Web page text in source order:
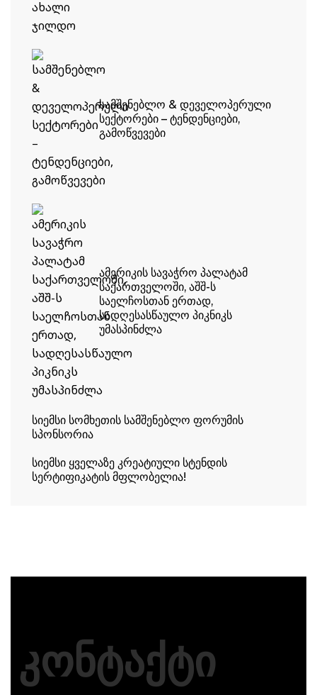
ᲡᲐᲛᲨᲔᲜᲔᲑᲚᲝ & ᲓᲔᲕᲔᲚᲝᲞᲔᲠᲣᲚᲘ
ᲡᲔᲥᲢᲝᲠᲔᲑᲘ – ᲢᲔᲜᲓᲔᲜᲪᲘᲔᲑᲘ,
ᲒᲐᲛᲝᲬᲕᲔᲕᲔᲑᲘ
ᲐᲛᲔᲠᲘᲙᲘᲡ ᲡᲐᲕᲐᲭᲠᲝ ᲞᲐᲚᲐᲢᲐᲛ
ᲡᲐᲥᲐᲠᲗᲕᲔᲚᲝᲨᲘ, ᲐᲨᲨ-Ს
ᲡᲐᲔᲚᲩᲝᲡᲗᲐᲜ ᲔᲠᲗᲐᲓ,
ᲡᲐᲓᲦᲔᲡᲐᲡᲬᲐᲣᲚᲝ ᲞᲘᲙᲜᲘᲙᲡ
ᲣᲛᲐᲡᲞᲘᲜᲫᲚᲐ
ᲡᲘᲔᲛᲡᲘ ᲡᲝᲛᲮᲔᲗᲘᲡ ᲡᲐᲛᲨᲔᲜᲔᲑᲚᲝ ᲤᲝᲠᲣᲛᲘᲡ
ᲡᲞᲝᲜᲡᲝᲠᲘᲐ
ᲡᲘᲔᲛᲡᲘ ᲧᲕᲔᲚᲐᲖᲔ ᲙᲠᲔᲐᲢᲘᲣᲚᲘ ᲡᲢᲔᲜᲓᲘᲡ
ᲡᲔᲠᲢᲘᲤᲘᲙᲐᲢᲘᲡ ᲛᲤᲚᲝᲑᲔᲚᲘᲐ!
კონტაქტი